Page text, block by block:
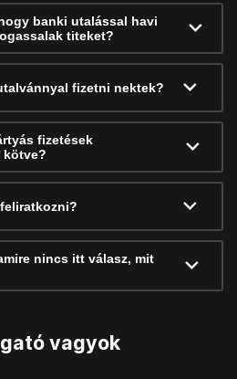
banki utalással havi
titeket?
fizetni nektek?
fizetések
kötve?
nincs itt válasz, mit
vagyok